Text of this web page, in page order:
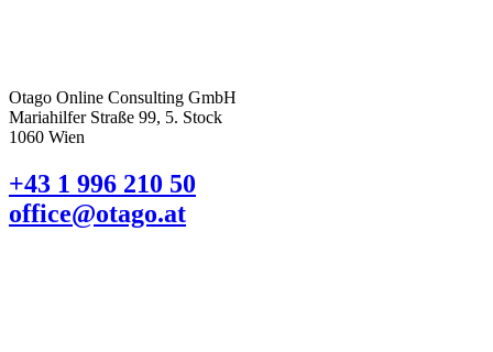
Otago Online Consulting GmbH
Mariahilfer Straße 99, 5. Stock
1060 Wien
+43 1 996 210 50
office@otago.at